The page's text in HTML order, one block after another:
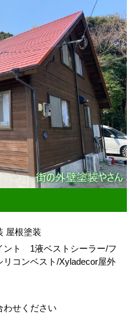
屋根塗装
ント 1液ベストシーラー/フ
リコンベスト/Xyladecor屋外
わせください